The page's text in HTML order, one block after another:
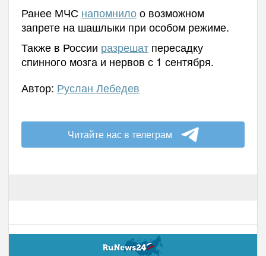
Ранее МЧС напомнилоо возможном
запрете на шашлыки при особом режиме.
Также в России разрешатпересадку
спинного мозга и нервов с 1 сентября.
Автор: Руслан Лебедев
Читайте нас в телеграм